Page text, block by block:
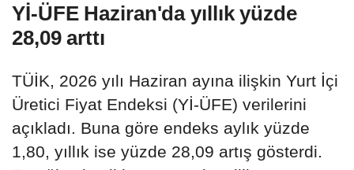
Yİ-ÜFE Haziran'da yıllık yüzde
28,09 arttı
TÜİK, 2026 yılı Haziran ayına ilişkin Yurt İçi
Üretici Fiyat Endeksi (Yİ-ÜFE) verilerini
açıkladı. Buna göre endeks aylık yüzde
1,80, yıllık ise yüzde 28,09 artış gösterdi.